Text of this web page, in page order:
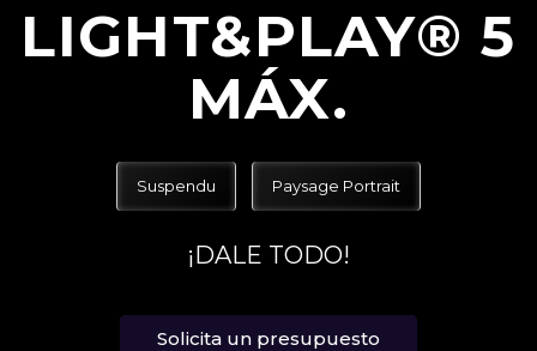
LIGHT&PLAY® 5
MÁX.
Suspendu Paysage Portrait
¡DALE TODO!
Solicita un presupuesto